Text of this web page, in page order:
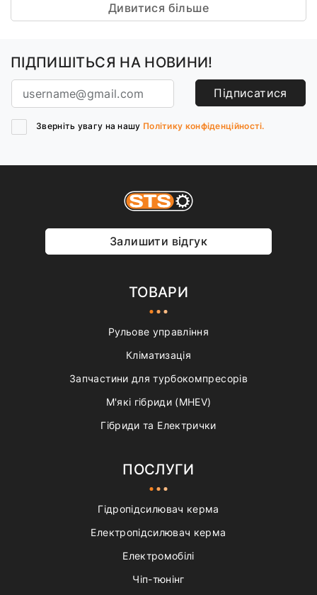
Дивитися більше
ПІДПИШІТЬСЯ НА НОВИНИ!
Підписатися
Зверніть увагу на нашу Політику конфіденційності.
Залишити відгук
ТОВАРИ
Рульове управління
Кліматизація
Запчастини для турбокомпресорів
М'які гібриди (MHEV)
Гібриди та Електрички
ПОСЛУГИ
Гідропідсилювач керма
Електропідсилювач керма
Електромобілі
Чіп-тюнінг